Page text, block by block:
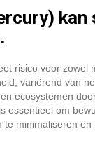
kan
risico voor zowel
variërend van
ecosystemen
essentieel om
minimaliseren